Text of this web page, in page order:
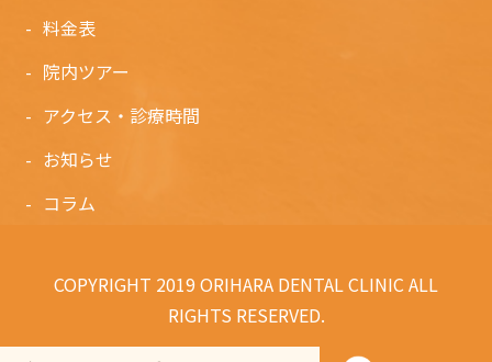
料金表
院内ツアー
アクセス・診療時間
お知らせ
コラム
COPYRIGHT 2019 ORIHARA DENTAL CLINIC ALL
RIGHTS RESERVED.